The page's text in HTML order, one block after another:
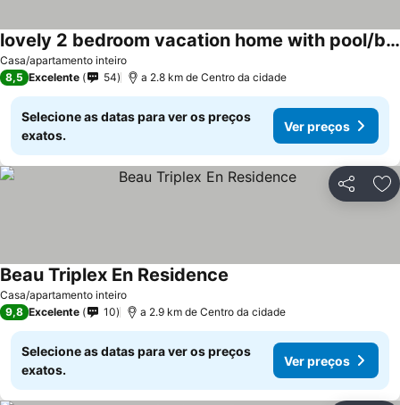
Casa/apartamento inteiro
lovely 2 bedroom vacation home with pool/beach
Ver preços
8,5 Excelente 54 a 2.8 km de Centro da cidade
Selecione as datas para ver os preços
exatos.
Ver preços
Partilhar
Casa/apartamento inteiro
Beau Triplex En Residence
9,8 Excelente 10 a 2.9 km de Centro da cidade
Selecione as datas para ver os preços
exatos.
Ver preços